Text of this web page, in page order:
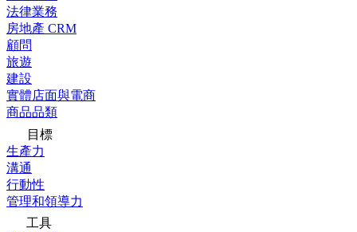
法律業務
房地產 CRM
顧問
旅遊
建設
實體店面與電商
商品品類
目標
生產力
溝通
行動性
管理和領導力
工具